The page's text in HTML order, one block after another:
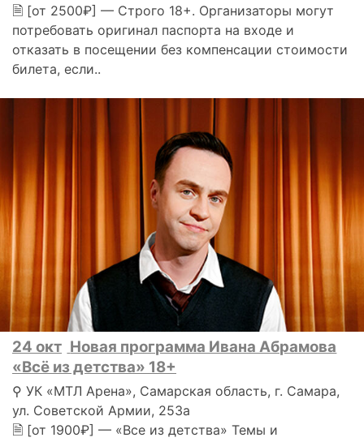
🗎 [от 2500₽] — Строго 18+. Организаторы могут
потребовать оригинал паспорта на входе и
отказать в посещении без компенсации стоимости
билета, если..
24 окт Новая программа Ивана Абрамова
«Всё из детства» 18+
⚲ УК «МТЛ Арена», Самарская область, г. Самара,
ул. Советской Армии, 253а
🗎 [от 1900₽] — «Все из детства» Темы и